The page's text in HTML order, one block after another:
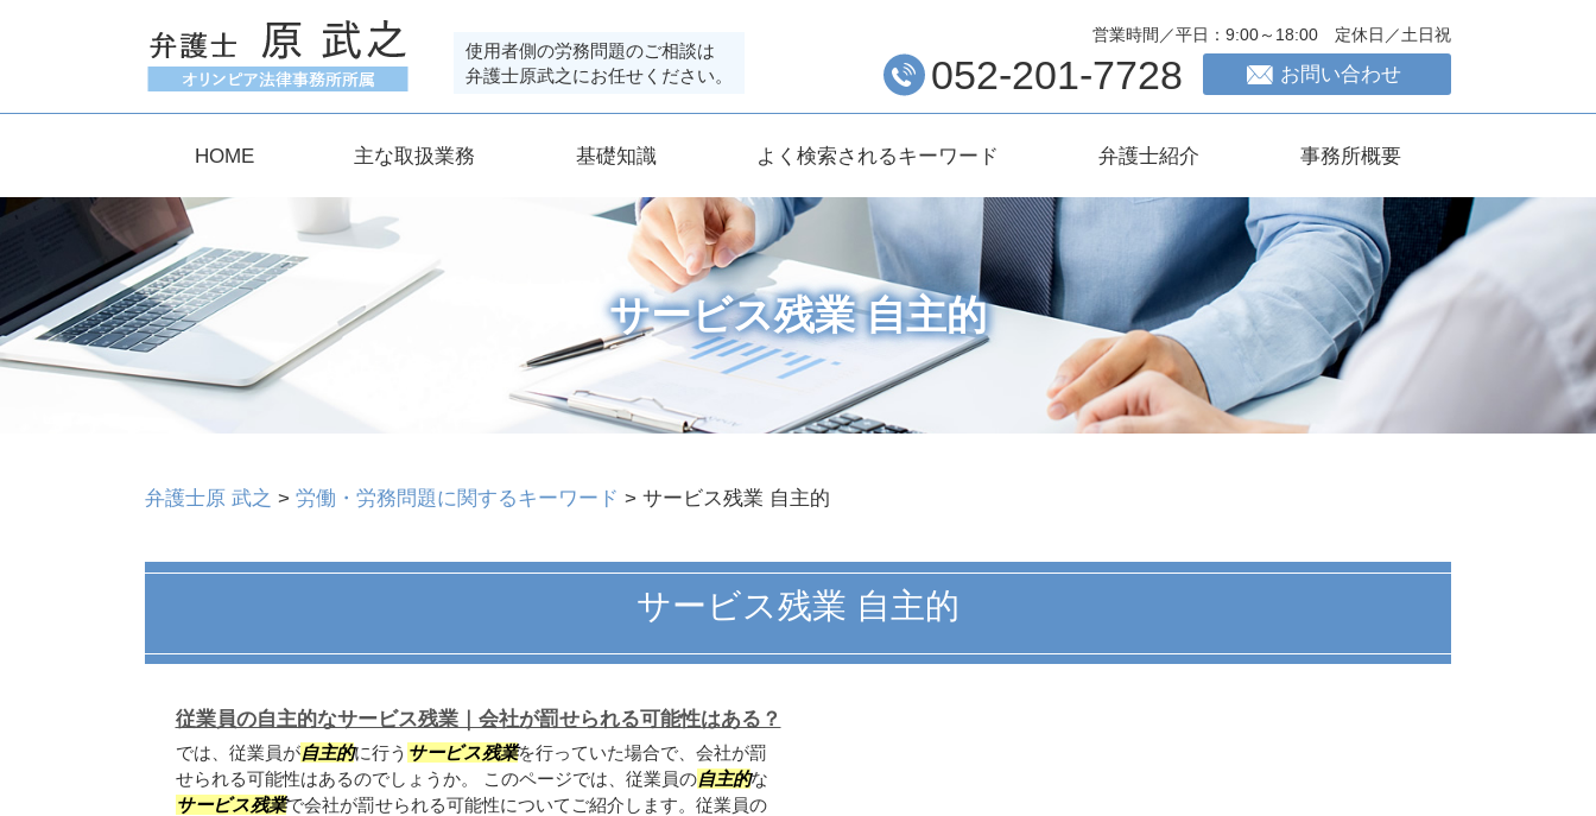
サービス残業 自主的
使用者側の労務問題のご相談は
弁護士原武之にお任せください。
営業時間／平日：9:00～18:00 定休日／土日祝
052-201-7728 お問い合わせ
HOME 主な取扱業務 基礎知識 よく検索されるキーワード 弁護士紹介 事務所概要
弁護士原 武之 > 労働・労務問題に関するキーワード > サービス残業 自主的
サービス残業 自主的
従業員の自主的なサービス残業｜会社が罰せられる可能性はある？
では、従業員が自主的に行う サービス残業を行っていた場合で、会社が罰
せられる可能性はあるのでしょうか。 このページでは、従業員の自主的な
サービス残業で会社が罰せられる可能性についてご紹介します。従業員の